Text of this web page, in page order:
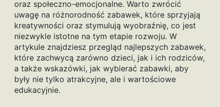
oraz społeczno-emocjonalne. Warto zwrócić
uwagę na różnorodność zabawek, które sprzyjają
kreatywności oraz stymulują wyobraźnię, co jest
niezwykle istotne na tym etapie rozwoju. W
artykule znajdziesz przegląd najlepszych zabawek,
które zachwycą zarówno dzieci, jak i ich rodziców,
a także wskazówki, jak wybierać zabawki, aby
były nie tylko atrakcyjne, ale i wartościowe
edukacyjnie.